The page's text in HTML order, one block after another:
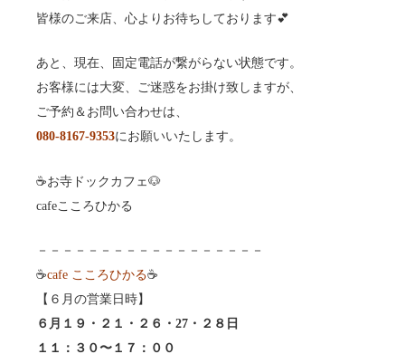
皆様のご来店、心よりお待ちしております💕
あと、現在、固定電話が繋がらない状態です。
お客様には大変、ご迷惑をお掛け致しますが、
ご予約＆お問い合わせは、
080-8167-9353にお願いいたします。
☕️お寺ドックカフェ🐶
cafeこころひかる
－－－－－－－－－－－－－－－－－－
☕️cafe こころひかる☕️
【６月の営業日時】
６月１９・２１・２６・27・２８日
１１：３０〜１７：００